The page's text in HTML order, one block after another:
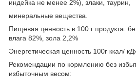
индейка не менее 2%), злаки, таурин,
минеральные вещества.
Пищевая ценность в 100 г продукта:
влага 82%, зола 2,2%
Энергетическая ценность 100г ккал/
Рекомендации по кормлению без
избыточным весом: